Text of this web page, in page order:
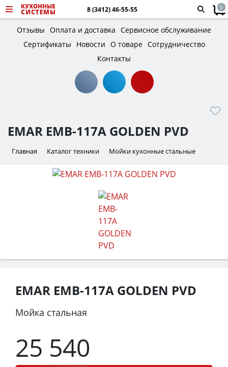
8 (3412) 46-55-55 0
Отзывы Оплата и доставка Сервисное обслуживание
Сертификаты
Новости О товаре Сотрудничество
Контакты
EMAR EMB-117A GOLDEN PVD
Главная Каталог техники Мойки кухонные стальные
EMAR EMB-117A GOLDEN PVD
Мойка стальная
25 540